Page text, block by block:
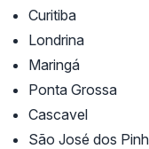
Curitiba
Londrina
Maringá
Ponta Grossa
Cascavel
São José dos